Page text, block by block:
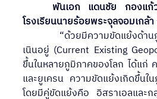
โรงเรียนนายร้อยพระจุลจอมเกล้
“ด้วยมีความขัดแย้งด้านภู
เนินอยู่ (Current Existing
ขึ้นในหลายภูมิภาคของโลก ได้แก่
และยูเครน  ความขัดแย้งเกิดขึ้น
โดยมีคู่ขัดแย้งคือ อิสราเอลและ